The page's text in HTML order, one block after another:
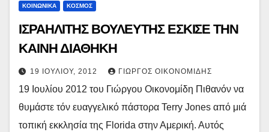
ΚΟΙΝΩΝΙΚΑ ΚΟΣΜΟΣ
ΙΣΡΑΗΛΙΤΗΣ ΒΟΥΛΕΥΤΗΣ ΕΣΚΙΣΕ ΤΗΝ
ΚΑΙΝΗ ΔΙΑΘΗΚΗ
19 ΙΟΥΛΊΟΥ, 2012 ΓΙΏΡΓΟΣ ΟΙΚΟΝΟΜΊΔΗΣ
19 Ιουλίου 2012 του Γιώργου Οικονομίδη Πιθανόν να
θυμάστε τόν ευαγγελικό πάστορα Terry Jones από μιά
τοπική εκκλησία της Florida στην Αμερική. Αυτός